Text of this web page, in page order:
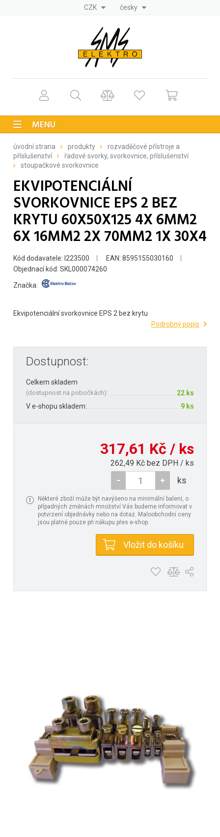
CZK česky
MENU
úvodní strana produkty
rozvaděčové přístroje a
příslušenství
řadové svorky, svorkovnice, příslušenství
stoupačkové svorkovnice
EKVIPOTENCIÁLNÍ
SVORKOVNICE EPS 2 BEZ
KRYTU 60X50X125 4X 6MM2
6X 16MM2 2X 70MM2 1X 30X4
Kód dodavatele: I223500
EAN: 8595155030160
Objednací kód: SKL000074260
Značka:
Ekvipotenciální svorkovnice EPS 2 bez krytu
Podrobný popis
Dostupnost:
Celkem skladem
(dostupnost na pobočkách):
22 ks
V e-shopu skladem:
9 ks
317,61 Kč / ks
262,49 Kč bez DPH / ks
ks
Některé zboží může být navýšeno na minimální balení, o
případných změnách množství Vás budeme informovat v
potvrzení objednávky nebo na dotaz. Maloobchodní ceny
jsou platné pouze při nákupu přes e-shop.
Vložit do košíku